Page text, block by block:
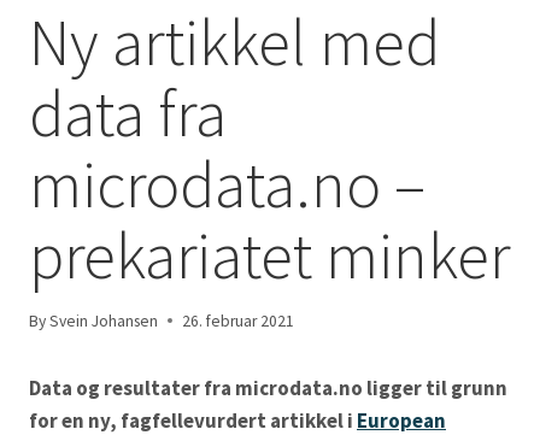
Ny artikkel med
data fra
microdata.no –
prekariatet minker
BySvein Johansen 26. februar 2021
Data og resultater fra microdata.no ligger til grunn
for en ny, fagfellevurdert artikkel i European